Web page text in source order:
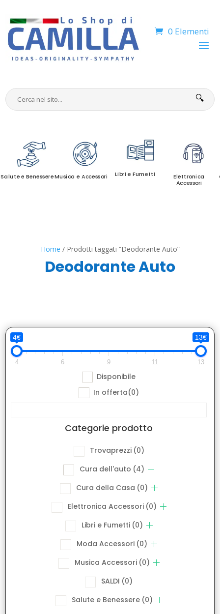
0 Elementi
🔍
Salute e BenessereMusica e Accessori Libri e Fumetti
Elettronica
Accessori
Home / Prodotti taggati “Deodorante Auto”
Deodorante Auto
4€ 13€
4 6 9 11 13
Disponibile
In offerta(0)
Categorie prodotto
Trovaprezzi (0)
Cura dell'auto (4)
Cura della Casa (0)
Elettronica Accessori (0)
Libri e Fumetti (0)
Moda Accessori (0)
Musica Accessori (0)
SALDI (0)
Salute e Benessere (0)